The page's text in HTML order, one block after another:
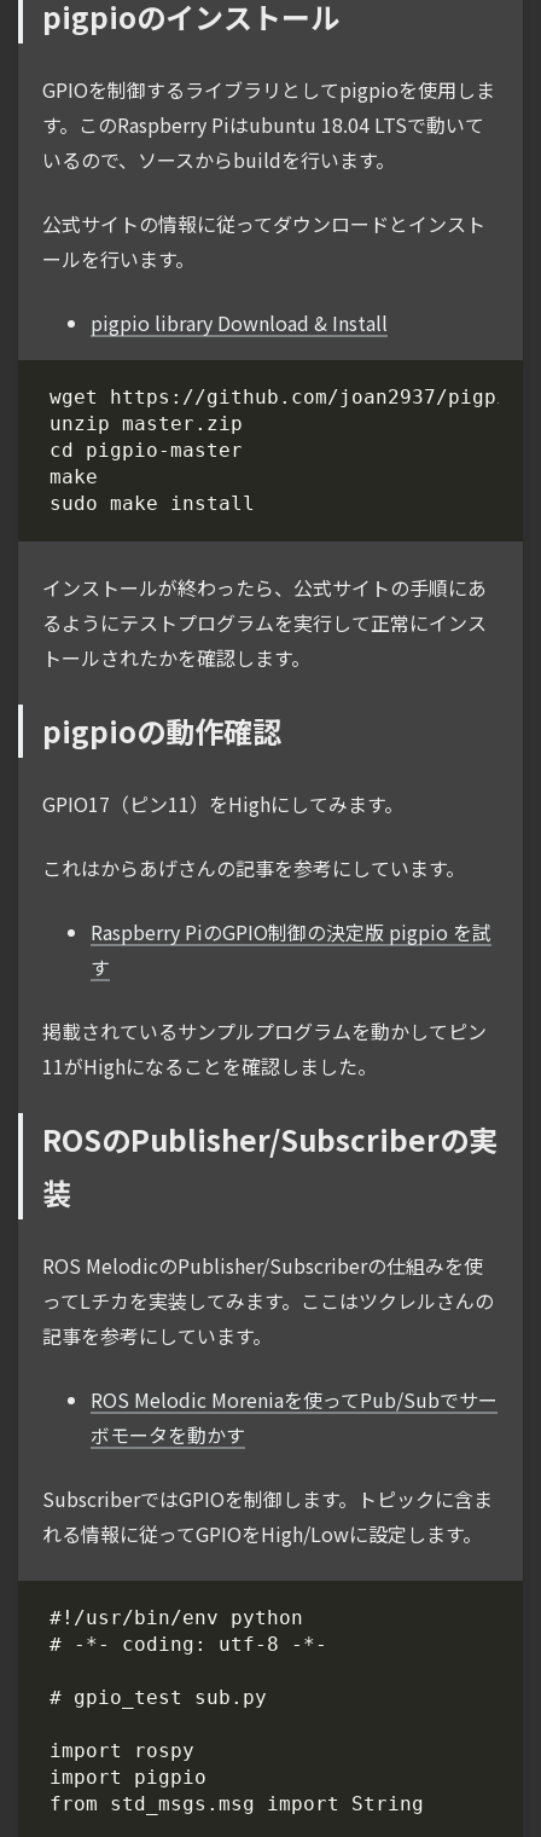
pigpioのインストール
GPIOを制御するライブラリとしてpigpioを使用しま
す。このRaspberry Piはubuntu 18.04 LTSで動いて
いるので、ソースからbuildを行います。
公式サイトの情報に従ってダウンロードとインスト
ールを行います。
pigpio library Download & Install
インストールが終わったら、公式サイトの手順にあ
るようにテストプログラムを実行して正常にインス
トールされたかを確認します。
pigpioの動作確認
GPIO17（ピン11）をHighにしてみます。
これはからあげさんの記事を参考にしています。
Raspberry PiのGPIO制御の決定版 pigpio を試
す
掲載されているサンプルプログラムを動かしてピン
11がHighになることを確認しました。
ROSのPublisher/Subscriberの実
装
ROS MelodicのPublisher/Subscriberの仕組みを使
ってLチカを実装してみます。ここはツクレルさんの
記事を参考にしています。
ROS Melodic Moreniaを使ってPub/Subでサー
ボモータを動かす
SubscriberではGPIOを制御します。トピックに含ま
れる情報に従ってGPIOをHigh/Lowに設定します。